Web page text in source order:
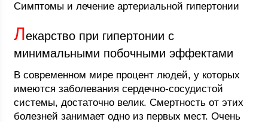
Симптомы и лечение артериальной гипертонии
Лекарство при гипертонии с
минимальными побочными эффектами
В современном мире процент людей, у которых
имеются заболевания сердечно-сосудистой
системы, достаточно велик. Смертность от этих
болезней занимает одно из первых мест. Очень